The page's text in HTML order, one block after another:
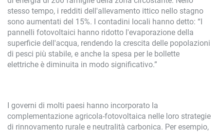
stesso tempo, i redditi dell'allevamento ittico nello stagno
sono aumentati del 15%. I contadini locali hanno detto: “I
pannelli fotovoltaici hanno ridotto l'evaporazione della
superficie dell'acqua, rendendo la crescita delle popolazioni
di pesci più stabile, e anche la spesa per le bollette
elettriche è diminuita in modo significativo.”
I governi di molti paesi hanno incorporato la
complementazione agricola-fotovoltaica nelle loro strategie
di rinnovamento rurale e neutralità carbonica. Per esempio,